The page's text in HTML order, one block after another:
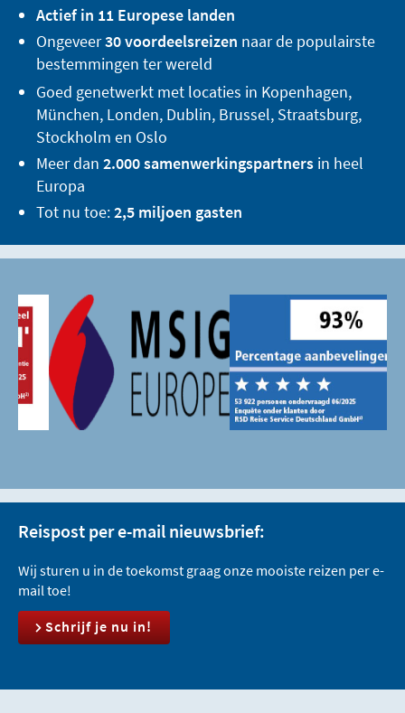
Actief in 11 Europese landen
Ongeveer30 voordeelsreizen naar de populairste
bestemmingen ter wereld
Goed genetwerkt met locaties in Kopenhagen,
München, Londen, Dublin, Brussel, Straatsburg,
Stockholm en Oslo
Meer dan 2.000 samenwerkingspartners in heel
Europa
Tot nu toe:2,5 miljoen gasten
Reispost per e-mail nieuwsbrief:
Wij sturen u in de toekomst graag onze mooiste reizen per e-
mail toe!
Schrijf je nu in!